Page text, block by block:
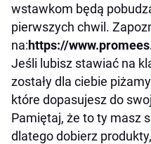
wstawkom będą
pierwszych chwil.
na:https://
Jeśli lubisz stawiać na
zostały dla ciebie
które dopasujesz do
Pamiętaj, że to ty masz
dlatego dobierz